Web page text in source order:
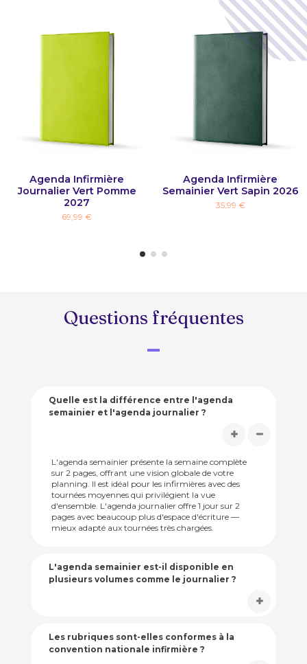
Agenda Infirmière
Journalier Vert Pomme
2027
69,99 €
Agenda Infirmière
Semainier Vert Sapin 2026
35,99 €
Questions fréquentes
Quelle est la différence entre l'agenda
semainier et l'agenda journalier ?
L'agenda semainier présente la semaine complète
sur 2 pages, offrant une vision globale de votre
planning. Il est idéal pour les infirmières avec des
tournées moyennes qui privilégient la vue
d'ensemble. L'agenda journalier offre 1 jour sur 2
pages avec beaucoup plus d'espace d'écriture —
mieux adapté aux tournées très chargées.
L'agenda semainier est-il disponible en
plusieurs volumes comme le journalier ?
Les rubriques sont-elles conformes à la
convention nationale infirmière ?